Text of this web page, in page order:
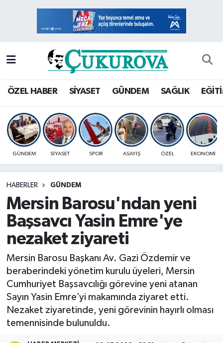
ÖZEL HABER SİYASET GÜNDEM SAĞLIK
GÜNDEM SİYASET SPOR ASAYİŞ ÖZEL EKONOMİ
HABERLER GÜNDEM
Mersin Barosu'ndan yeni
Başsavcı Yasin Emre'ye
nezaket ziyareti
Mersin Barosu Başkanı Av. Gazi Özdemir ve
beraberindeki yönetim kurulu üyeleri, Mersin
Cumhuriyet Başsavcılığı görevine yeni atanan
Sayın Yasin Emre’yi makamında ziyaret etti.
Nezaket ziyaretinde, yeni görevinin hayırlı olması
temennisinde bulunuldu.
Mersin Hava Durumu
Mersin Namaz Vakitleri
Mersin Trafik Yoğunluk Haritası
Süper Lig Puan Durumu ve Fikstür
Haber Arşivi